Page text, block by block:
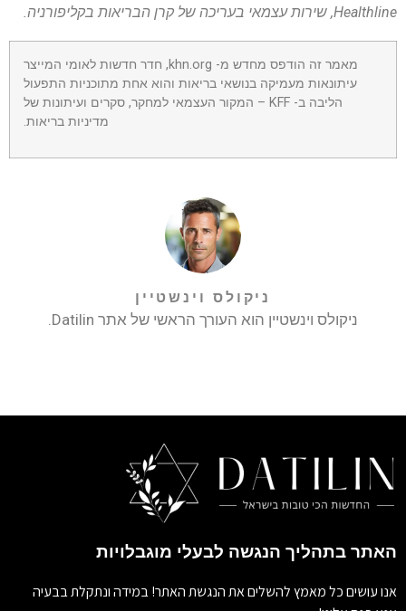
Healthline, שירות עצמאי בעריכה של קרן הבריאות בקליפורניה.
מאמר זה הודפס מחדש מ- khn.org, חדר חדשות לאומי המייצר
עיתונאות מעמיקה בנושאי בריאות והוא אחת מתוכניות התפעול
הליבה ב- KFF – המקור העצמאי למחקר, סקרים ועיתונות של
מדיניות בריאות.
ניקולס וינשטיין
ניקולס וינשטיין הוא העורך הראשי של אתר Datilin.
האתר בתהליך הנגשה לבעלי מוגבלויות
אנו עושים כל מאמץ להשלים את הנגשת האתר! במידה ונתקלת בבעיה